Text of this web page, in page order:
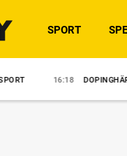
SPORT
16:18 DOPINGHÄRVA I